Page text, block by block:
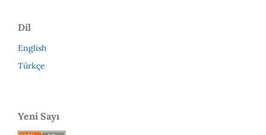
Dil
English
Türkçe
Yeni Sayı